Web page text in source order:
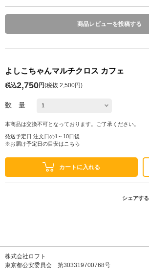
商品レビューを投稿する
よしこちゃんマルチクロス カフェ
税込2,750円(税抜 2,500円)
数 量
本商品は交換不可となっております。ご了承ください。
発送予定日 注文日の1～10日後
※お届け予定日の目安は こちら
カートに入れる
シェアする
株式会社ロフト
東京都公安委員会 第303319700768号